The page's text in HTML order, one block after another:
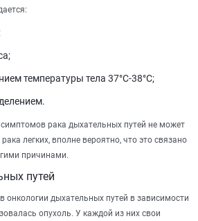
температуры тела 37°C-38°C;
рака дыхательных путей не может
легких, вполне вероятно, что это связано
причинами.
путей
онкологии дыхательных путей в зависимости
опухоль. У каждой из них свои